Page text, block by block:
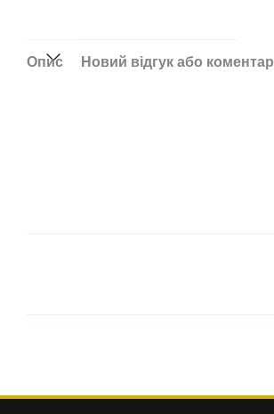
Опис Новий відгук або коментар